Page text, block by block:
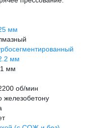
мм
мм
мм
об/мин
железобетону